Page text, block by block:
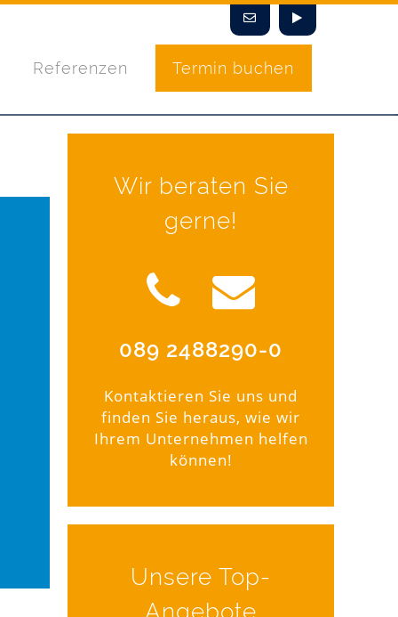
Referenzen Termin buchen
Wir beraten Sie
gerne!
089 2488290-0
Kontaktieren Sie uns und
finden Sie heraus, wie wir
Ihrem Unternehmen helfen
können!
Unsere Top-
Angebote